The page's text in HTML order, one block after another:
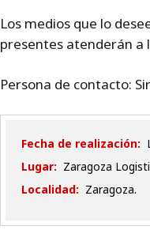
Los medios que lo
presentes atenderán a
Persona de contacto:
Fecha de realización:
Lugar: Zaragoza
Localidad: Zaragoza.